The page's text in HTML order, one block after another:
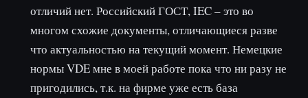
отличий нет. Российский ГОСТ, IEC – это во
многом схожие документы, отличающиеся разве
что актуальностью на текущий момент. Немецкие
нормы VDE мне в моей работе пока что ни разу не
пригодились, т.к. на фирме уже есть база